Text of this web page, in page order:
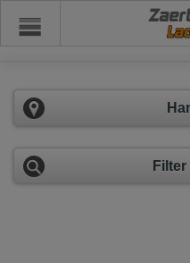
Filter